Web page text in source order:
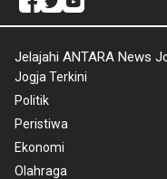
Jelajahi ANTARA News
Jogja Terkini
Politik
Peristiwa
Ekonomi
Olahraga